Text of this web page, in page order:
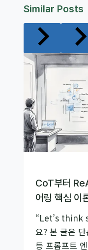
Similar Posts
CoT부터
어링 핵심 이
“Let’s think
요? 본 글은
등 프롬프트